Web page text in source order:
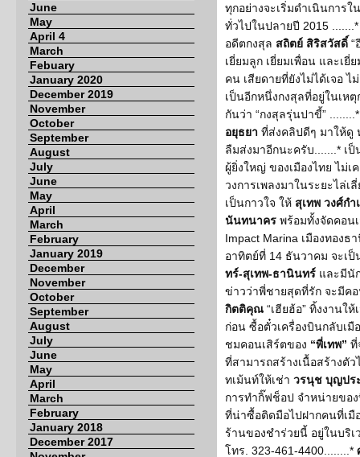
June
May
April 4
March
Febuary
January 2020
December 2019
November
October
September
August
July
June
May
April
March
February
January 2019
December
November
October
September
August
July
June
May
April
March
February
January 2018
December 2017
ทุกอย่างจะเริ่มดำเนินการ
ทั่วไปในปลายปี 2015
อดีตกงสุล สถิตย์ สิริสวัสดิ์ “
เยี่ยมลูก เยี่ยมเพื่อน และเ
คน เสียดายที่ยังไม่ได้เจอ ไ
เป็นอีกหนึ่งกงสุลที่อยู่ในเห
กันว่า “กงสุลรุ่นปาขี้”
อยุธยา ที่ส่งคลิปดีๆ มาให้ดู
ลืมส่งมาอีกนะครับ.......* เ
ผู้ยิ่งใหญ่ ของเมืองไทย ไม่
วงการเพลงมาในระยะไล่
เป็นกาวใจ ให้ สุเทพ วงศ์กำ
นันทนาคร พร้อมทั้งจัดคอน
Impact Marina เมืองทอง
อาทิตย์ที่ 14 ธันวาคม จะเ
ทร์-สุเทพ-ธานินทร์ และมีนั
ข่าวว่าพี่ชายสุดที่รัก จะมีค
กิตติคุณ “เฮียฮ้อ” ทิ้งงานใ
ก่อน ซื้อตั๋วเครื่องบินกลับเมื
ชมคอนเสิร์ตของ “พี่เทพ” ที่
ที่สามารถสร้างเนื้อสร้างตั
ทเม้นท์ให้เช่า วรนุช บุญปร
การทำกิ๊ฟช็อป จำหน่ายขอ
ที่น่าซื้อติดมือไปฝากคนที่เ
ร้านของชำร่วยนี้ อยู่ในบริเ
โทร. 323-461-4400........*